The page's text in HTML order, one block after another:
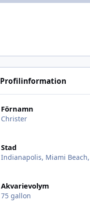
Profilinformation
Förnamn
Christer
Stad
Indianapolis, Miami
Akvarievolym
75 gallon